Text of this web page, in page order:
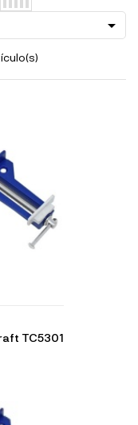

TC5301